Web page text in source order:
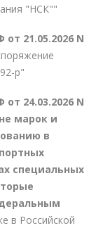
"НСК""
21.05.2026 N
р"
24.03.2026 N
марок и
в
специальных
в Российской